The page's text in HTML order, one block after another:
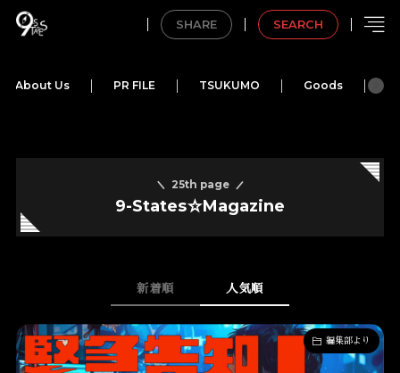
SHARE SEARCH
About Us PR FILE TSUKUMO Goods
9-States☆Magazine
25th page
新着順 人気順
編集部より